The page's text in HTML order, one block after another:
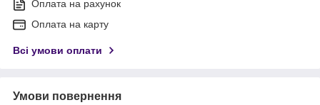
Оплата на рахунок
Оплата на карту
Всі умови оплати
Умови повернення